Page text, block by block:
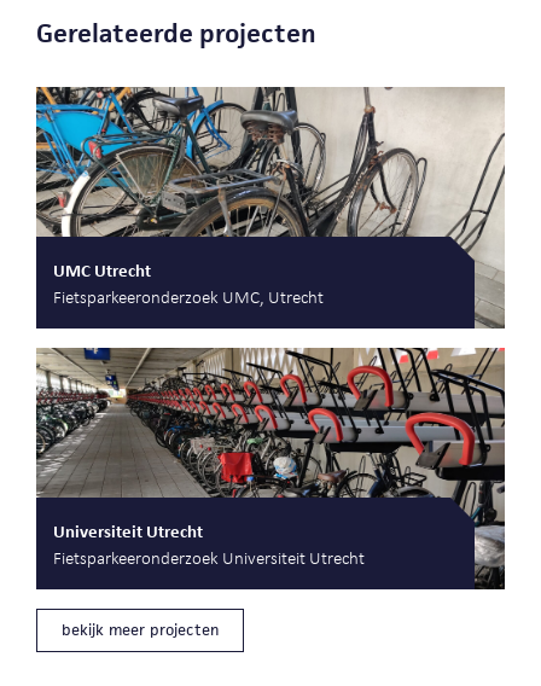
Gerelateerde projecten
UMC Utrecht
Fietsparkeeronderzoek UMC, Utrecht
Universiteit Utrecht
Fietsparkeeronderzoek Universiteit Utrecht
bekijk meer projecten